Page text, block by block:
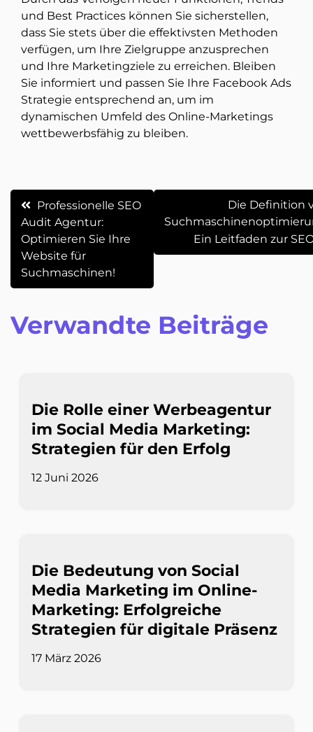
und Best Practices können Sie sicherstellen,
dass Sie stets über die effektivsten Methoden
verfügen, um Ihre Zielgruppe anzusprechen
und Ihre Marketingziele zu erreichen. Bleiben
Sie informiert und passen Sie Ihre Facebook Ads
Strategie entsprechend an, um im
dynamischen Umfeld des Online-Marketings
wettbewerbsfähig zu bleiben.
Beitrags-
Navigation
Professionelle SEO
Audit Agentur:
Optimieren Sie Ihre
Website für
Suchmaschinen!
Die Definition
Ein Leitfaden zur
Verwandte Beiträge
Die Rolle einer Werbeagentur
im Social Media Marketing:
Strategien für den Erfolg
12 Juni 2026
Die Bedeutung von Social
Media Marketing im Online-
Marketing: Erfolgreiche
Strategien für digitale Präsenz
17 März 2026